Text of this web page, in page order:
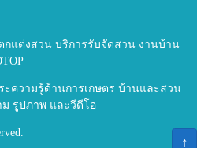
แต่งสวน บริการรับจัดสวน งานบ้าน
ความรู้ด้านการเกษตร บ้านและสวน
ม รูปภาพ และวีดีโอ
↑